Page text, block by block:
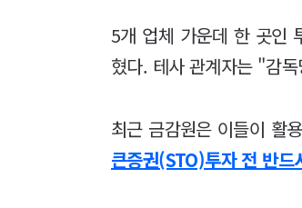
5개 업체 가운데 한 곳인
혔다. 테사 관계자는 "감
최근 금감원은 이들이 활
큰증권(STO)투자 전 반